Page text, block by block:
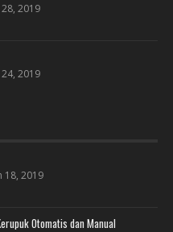
28, 2019
24, 2019
18, 2019
Otomatis dan Manual